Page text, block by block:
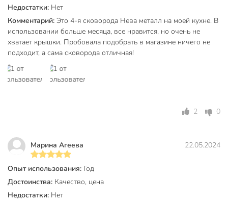
Техническая информация
Вес, кг
1.9 кг
Диаметр, см
Толщина дна, мм
Бренд
Нева Металл
Страна производства
Коллекция
Недостатки: Нет
Комментарий: Это 4-я сковорода Нева металл на моей кухне. В
использовании больше месяца, все нравится, но очень не
хватает крышки. Пробовала подобрать в магазине ничего не
подходит, а сама сковорода отличная!
2 0
Марина Агеева 22.05.2024
Опыт использования: Год
Достоинства: Качество, цена
Недостатки: Нет